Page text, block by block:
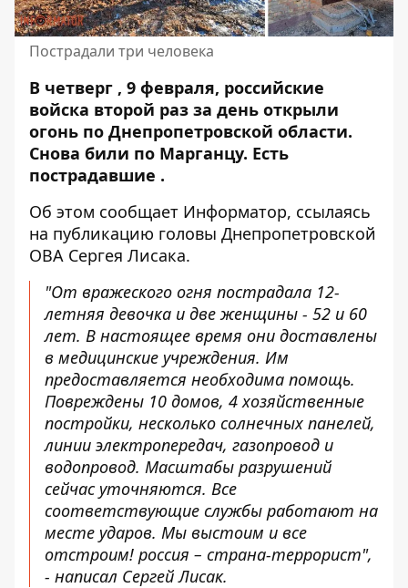
Пострадали три человека
В четверг , 9 февраля, российские
войска второй раз за день открыли
огонь по Днепропетровской области.
Снова били по Марганцу. Есть
пострадавшие .
Об этом сообщает Информатор, ссылаясь
на публикацию головы Днепропетровской
ОВА Сергея Лисака.
"От вражеского огня пострадала 12-
летняя девочка и две женщины - 52 и 60
лет. В настоящее время они доставлены
в медицинские учреждения. Им
предоставляется необходима помощь.
Повреждены 10 домов, 4 хозяйственные
постройки, несколько солнечных панелей,
линии электропередач, газопровод и
водопровод. Масштабы разрушений
сейчас уточняются. Все
соответствующие службы работают на
месте ударов. Мы выстоим и все
отстроим! россия – страна-террорист",
- написал Сергей Лисак.